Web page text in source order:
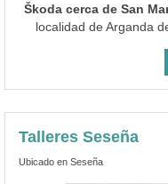
Škoda cerca de San
localidad de Arganda
Talleres Seseña
Ubicado en Seseña